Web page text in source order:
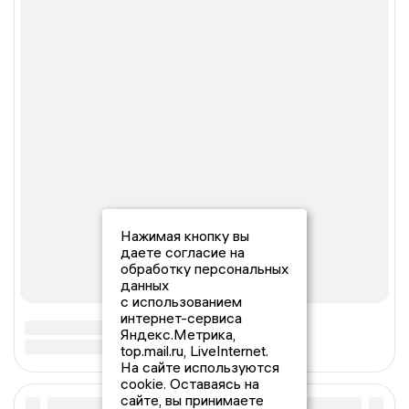
Нажимая кнопку вы
даете согласие на
обработку персональных
данных
с использованием
интернет-сервиса
Яндекс.Метрика,
top.mail.ru, LiveInternet.
На сайте используются
cookie. Оставаясь на
сайте, вы принимаете